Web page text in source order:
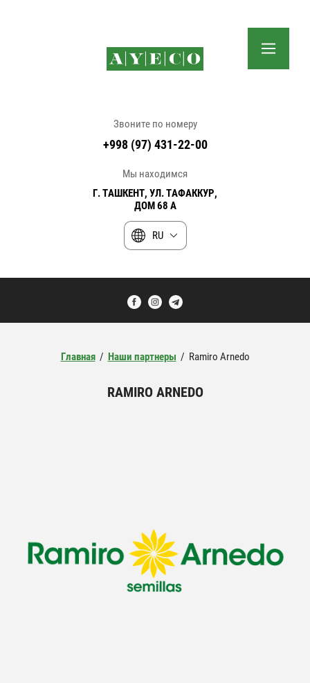
Звоните по номеру
+998 (97) 431-22-00
Мы находимся
Г. ТАШКЕНТ, УЛ. ТАФАККУР,
ДОМ 68 А
RU
Главная / Наши партнеры / Ramiro Arnedo
RAMIRO ARNEDO